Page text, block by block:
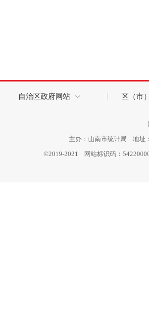
自治区政府网站 区（市
主办：山南市统计局 地址
©2019-2021 网站标识码：